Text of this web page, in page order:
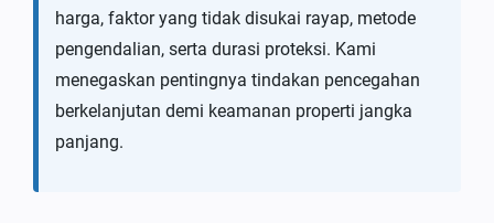
harga, faktor yang tidak disukai rayap, metode
pengendalian, serta durasi proteksi. Kami
menegaskan pentingnya tindakan pencegahan
berkelanjutan demi keamanan properti jangka
panjang.